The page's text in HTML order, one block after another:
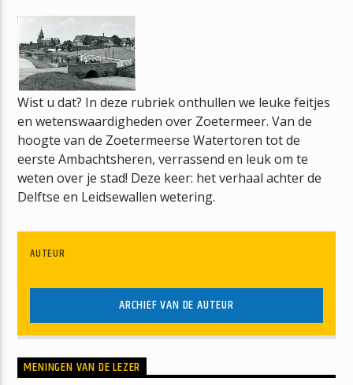
mz-radio
Wist u dat? In deze rubriek onthullen we leuke feitjes
en wetenswaardigheden over Zoetermeer. Van de
hoogte van de Zoetermeerse Watertoren tot de
eerste Ambachtsheren, verrassend en leuk om te
weten over je stad! Deze keer: het verhaal achter de
Delftse en Leidsewallen wetering.
AUTEUR
ARCHIEF VAN DE AUTEUR
MENINGEN VAN DE LEZER